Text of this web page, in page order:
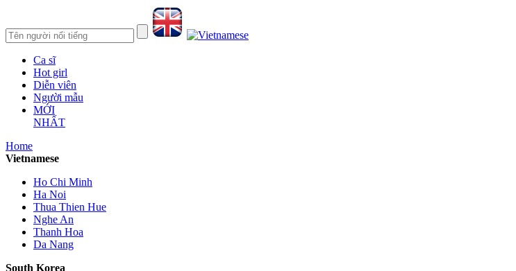
Ca sĩ
Hot girl
Diễn viên
Người mẫu
MỚI
NHẤT
Home
Vietnamese
Ho Chi Minh
Ha Noi
Thua Thien Hue
Nghe An
Thanh Hoa
Da Nang
South Korea